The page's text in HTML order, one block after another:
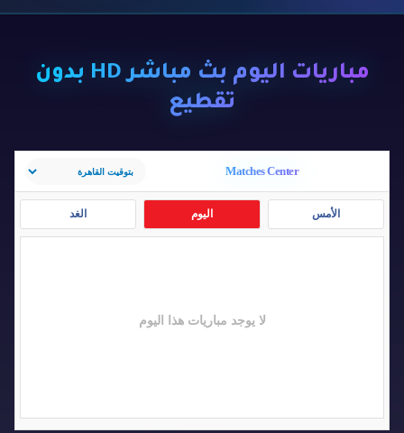
مباريات اليوم بث مباشر HD بدون
تقطيع
Matches Center
الأمس اليوم الغد
لا يوجد مباريات هذا اليوم